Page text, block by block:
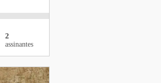
2
assinantes